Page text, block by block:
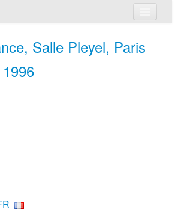
Salle Pleyel, Paris